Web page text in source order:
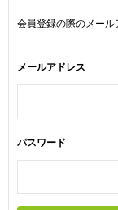
会員登録の際のメール
メールアドレス
パスワード